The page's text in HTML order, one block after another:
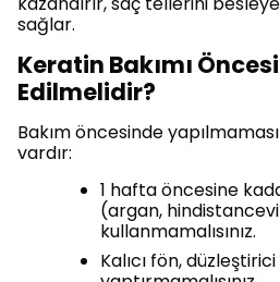
sağlar.
Keratin Bakımı
Edilmelidir?
Bakım öncesinde
vardır:
1 hafta öncesine
(argan,
kullanmamalısınız.
Kalıcı fön,